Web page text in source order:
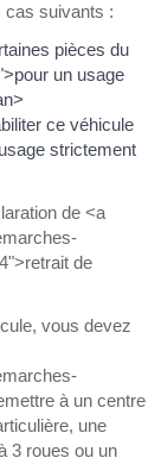
cas suivants :
pièces du
un usage
ce véhicule
strictement
de <a
de
vous devez
à un centre
une
3 roues ou un